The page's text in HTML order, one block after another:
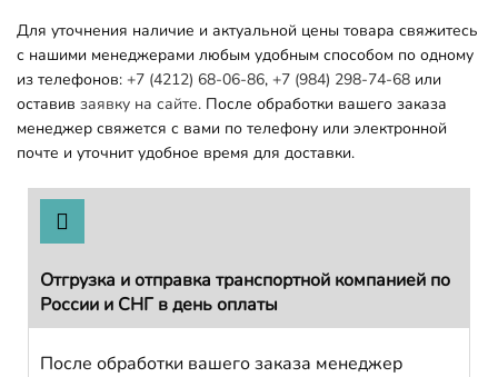
Для уточнения наличие и актуальной цены товара свяжитесь
с нашими менеджерами любым удобным способом по одному
из телефонов: +7 (4212) 68-06-86, +7 (984) 298-74-68 или
оставив заявку на сайте. После обработки вашего заказа
менеджер свяжется с вами по телефону или электронной
почте и уточнит удобное время для доставки.
Отгрузка и отправка транспортной компанией по
России и СНГ в день оплаты
После обработки вашего заказа менеджер